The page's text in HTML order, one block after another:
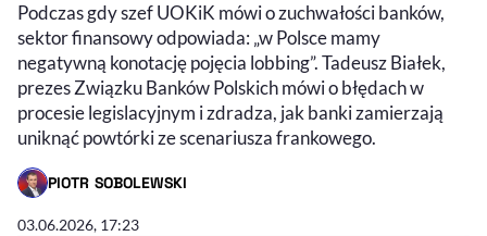
Podczas gdy szef UOKiK mówi o zuchwałości banków,
sektor finansowy odpowiada: „w Polsce mamy
negatywną konotację pojęcia lobbing”. Tadeusz Białek,
prezes Związku Banków Polskich mówi o błędach w
procesie legislacyjnym i zdradza, jak banki zamierzają
uniknąć powtórki ze scenariusza frankowego.
PIOTR SOBOLEWSKI
- AUTOR ARTYKUŁU - PROFIL
03.06.2026, 17:23